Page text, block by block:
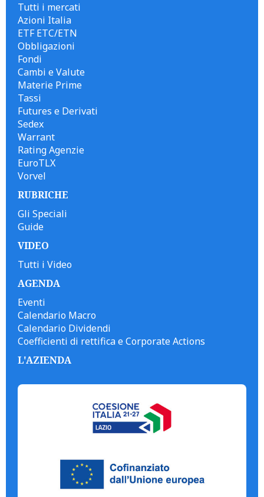
Tutti i mercati
Azioni Italia
ETF ETC/ETN
Obbligazioni
Fondi
Cambi e Valute
Materie Prime
Tassi
Futures e Derivati
Sedex
Warrant
Rating Agenzie
EuroTLX
Vorvel
RUBRICHE
Gli Speciali
Guide
VIDEO
Tutti i Video
AGENDA
Eventi
Calendario Macro
Calendario Dividendi
Coefficienti di rettifica e Corporate Actions
L'AZIENDA